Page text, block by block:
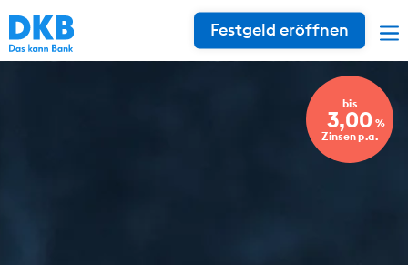
Festgeld eröffnen
bis
3,00 %
Zinsen p.a.